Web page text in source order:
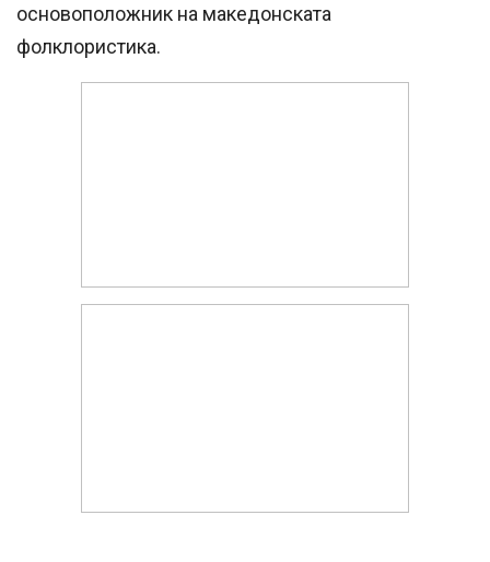
основоположник на македонската
фолклористика.